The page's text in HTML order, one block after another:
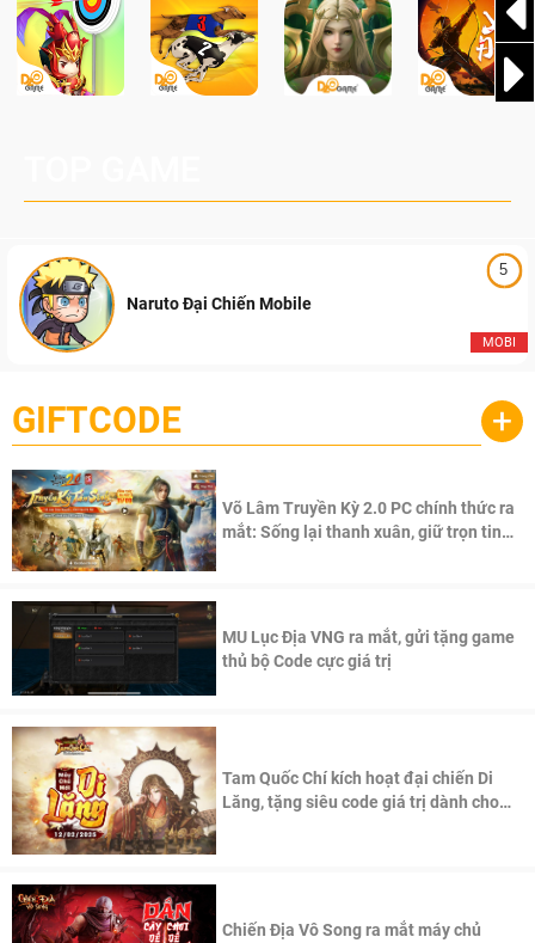
5
MOBI
Naruto Đại Chiến Mobile
GIFTCODE +
Võ Lâm Truyền Kỳ 2.0 PC chính thức ra
mắt: Sống lại thanh xuân, giữ trọn tinh
MU Lục Địa VNG ra mắt, gửi tặng game
thủ bộ Code cực giá trị
Tam Quốc Chí kích hoạt đại chiến Di
Lăng, tặng siêu code giá trị dành cho
Chiến Địa Vô Song ra mắt máy chủ